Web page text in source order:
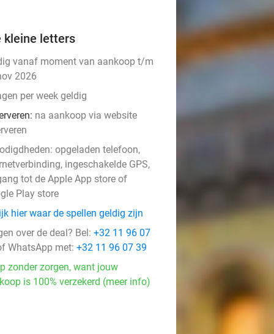
kleine letters
vanaf moment van aankoop t/m
2026
per week geldig
na aankoop via website
opgeladen telefoon,
ingeschakelde GPS,
tot de Apple App store of
Play store
hier waar de spellen geldig zijn
over de deal? Bel: +32 11 96 07
WhatsApp met: +32 11 96 07 39
zonder zorgen, want jouw
is 100% verzekerd (meer info)
events
events
events
events